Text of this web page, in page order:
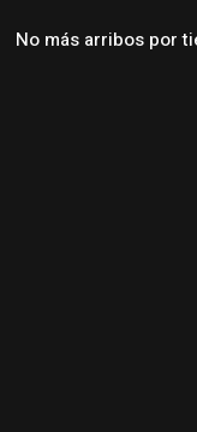
No más arribos por